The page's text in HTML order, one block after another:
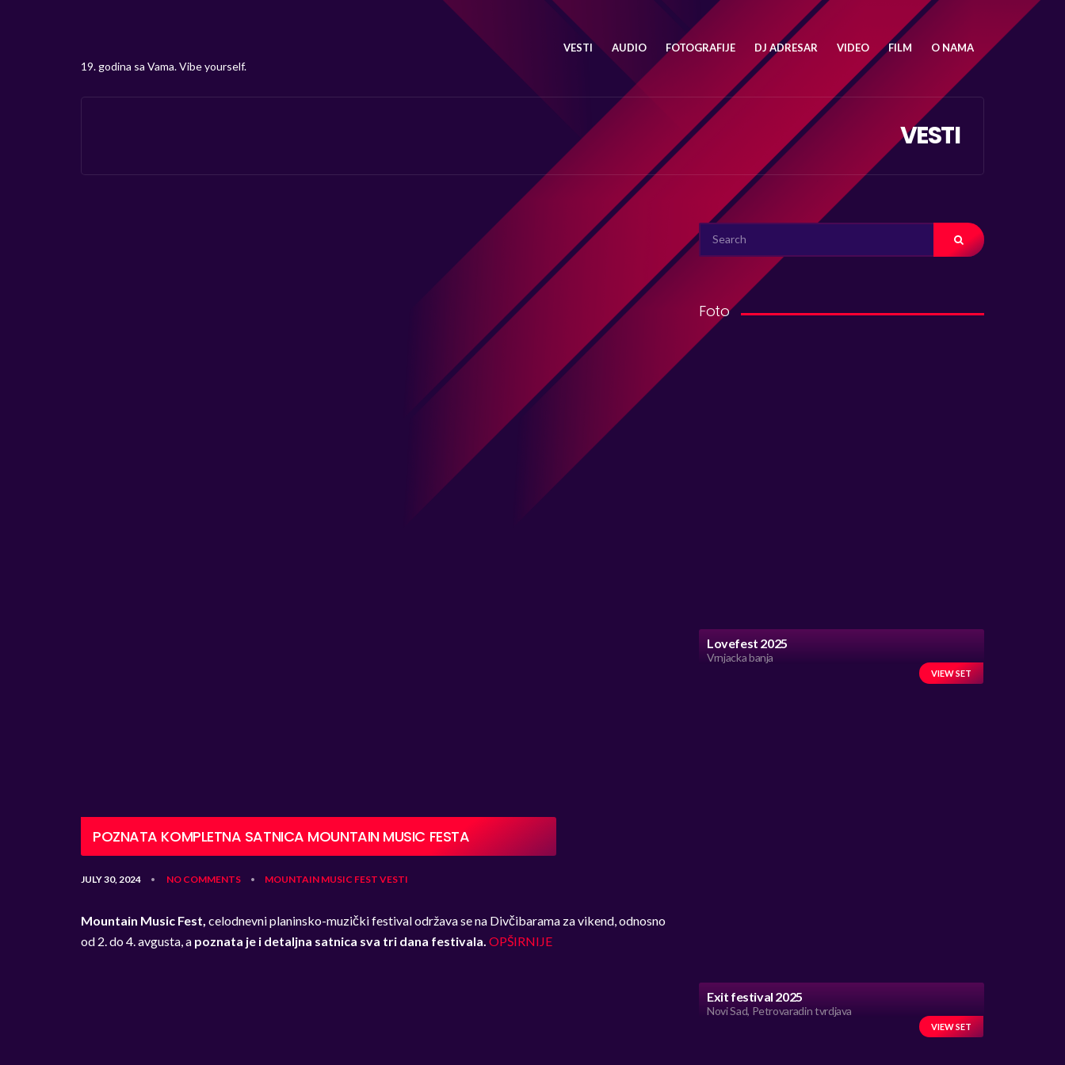
19. godina sa Vama. Vibe yourself.
VESTI AUDIO FOTOGRAFIJE DJ ADRESAR VIDEO FILM O NAMA
VESTI
POZNATA KOMPLETNA SATNICA MOUNTAIN MUSIC FESTA
JULY 30, 2024 • NO COMMENTS • MOUNTAIN MUSIC FEST VESTI
Mountain Music Fest, celodnevni planinsko-muzički festival održava se na Divčibarama za vikend, odnosno
od 2. do 4. avgusta, a poznata je i detaljna satnica sva tri dana festivala. OPŠIRNIJE
SEARCH
FOR:
Foto
Lovefest 2025
Vrnjacka banja
VIEW SET
Exit festival 2025
Novi Sad, Petrovaradin tvrdjava
VIEW SET